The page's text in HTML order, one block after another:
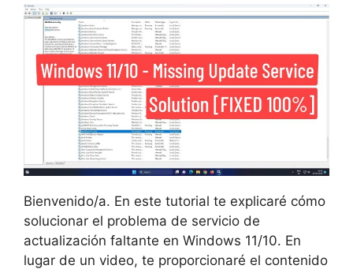
Bienvenido/a. En este tutorial te explicaré cómo
solucionar el problema de servicio de
actualización faltante en Windows 11/10. En
lugar de un video, te proporcionaré el contenido